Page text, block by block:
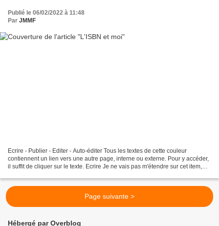
Publié le 06/02/2022 à 11:48
Par JMMF
Ecrire - Publier - Editer - Auto-éditer Tous les textes de cette couleur
contiennent un lien vers une autre page, interne ou externe. Pour y accéder,
il suffit de cliquer sur le texte. Ecrire Je ne vais pas m'étendre sur cet item,
Page suivante >
Hébergé par Overblog